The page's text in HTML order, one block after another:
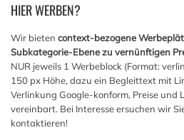
HIERWERBEN?
Wir bieten context-bezogene
Subkategorie-Ebene zu vernünftigen
NUR jeweils 1 Werbeblock (Format:
150 px Höhe, dazu ein Begleittext mit
Verlinkung Google-konform, Preise und
vereinbart. Bei Interesse ersuchen wir
kontaktieren!